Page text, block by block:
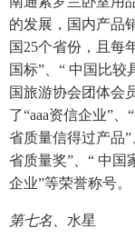
的发展，国内产品
国25个省份，且每
国标”、“ 中国比较
国旅游协会团体会
了“aaa资信企业”
省质量信得过产品”
省质量奖”、“ 中国
企业”等荣誉称号。
第七名、 水星